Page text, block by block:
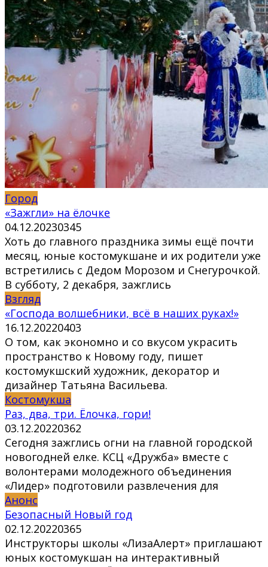
Город
«Зажгли» на ёлочке
04.12.20230345
Хоть до главного праздника зимы ещё почти
месяц, юные костомукшане и их родители уже
встретились с Дедом Морозом и Снегурочкой.
В субботу, 2 декабря, зажглись
Взгляд
«Господа волшебники, всё в наших руках!»
16.12.20220403
О том, как экономно и со вкусом украсить
пространство к Новому году, пишет
костомукшский художник, декоратор и
дизайнер Татьяна Васильева.
Костомукша
Раз, два, три. Ёлочка, гори!
03.12.20220362
Сегодня зажглись огни на главной городской
новогодней елке. КСЦ «Дружба» вместе с
волонтерами молодежного объединения
«Лидер» подготовили развлечения для
Анонс
Безопасный Новый год
02.12.20220365
Инструкторы школы «ЛизаАлерт» приглашают
юных костомукшан на интерактивный